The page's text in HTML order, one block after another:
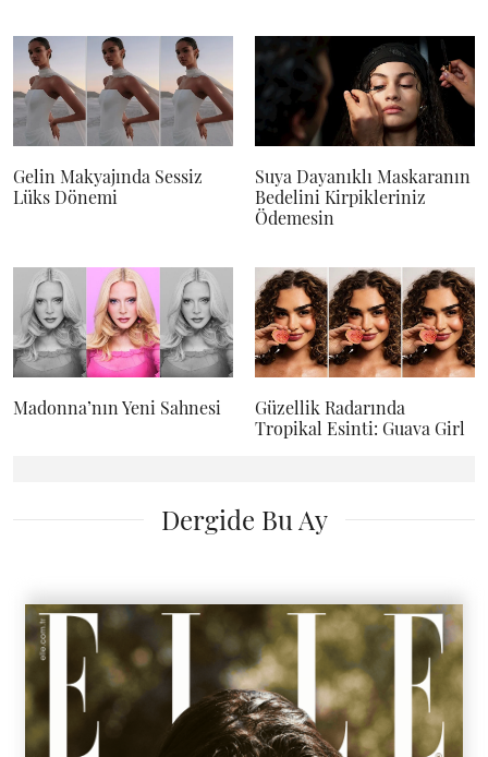
Gelin Makyajında Sessiz
Lüks Dönemi
Suya Dayanıklı Maskaranın
Bedelini Kirpikleriniz
Ödemesin
Madonna’nın Yeni Sahnesi
Güzellik Radarında
Tropikal Esinti: Guava Girl
Dergide Bu Ay